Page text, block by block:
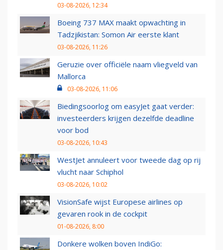
03-08-2026, 12:34
Boeing 737 MAX maakt opwachting in
Tadzjikistan: Somon Air eerste klant
03-08-2026, 11:26
Geruzie over officiële naam vliegveld van
Mallorca
03-08-2026, 11:06
Biedingsoorlog om easyJet gaat verder:
investeerders krijgen dezelfde deadline
voor bod
03-08-2026, 10:43
WestJet annuleert voor tweede dag op rij
vlucht naar Schiphol
03-08-2026, 10:02
VisionSafe wijst Europese airlines op
gevaren rook in de cockpit
01-08-2026, 8:00
Donkere wolken boven IndiGo: